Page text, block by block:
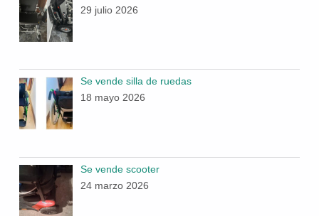
29 julio 2026
Se vende silla de ruedas
18 mayo 2026
Se vende scooter
24 marzo 2026